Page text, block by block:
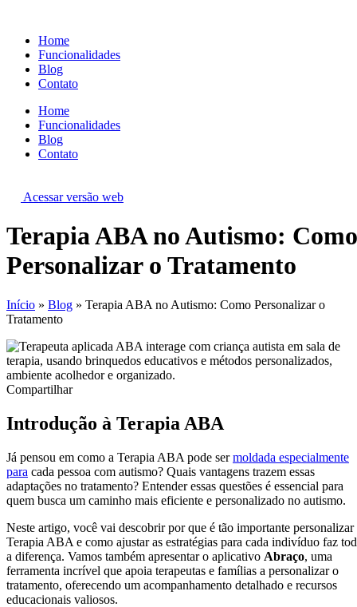
conteúdo
Home
Funcionalidades
Blog
Contato
Home
Funcionalidades
Blog
Contato
Acessar versão web
Terapia ABA no Autismo: Como
Personalizar o Tratamento
Início » Blog » Terapia ABA no Autismo: Como Personalizar o
Tratamento
Compartilhar
Introdução à Terapia ABA
Já pensou em como a Terapia ABA pode sermoldada especialmente
para cada pessoa com autismo? Quais vantagens trazem essas
adaptações no tratamento? Entender essas questões é essencial para
quem busca um caminho mais eficiente e personalizado no autismo.
Neste artigo, você vai descobrir por que é tão importante personalizar
Terapia ABA e como ajustar as estratégias para cada indivíduo faz
a diferença. Vamos também apresentar o aplicativo Abraço, uma
ferramenta incrível que apoia terapeutas e famílias a personalizar o
tratamento, oferecendo um acompanhamento detalhado e recursos
educacionais valiosos.